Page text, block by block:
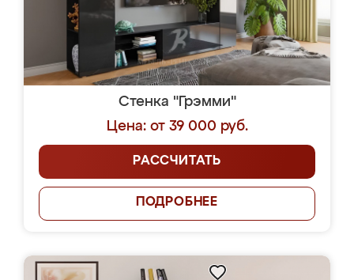
Стенка "Грэмми"
Цена: от 39 000 руб.
РАССЧИТАТЬ
ПОДРОБНЕЕ